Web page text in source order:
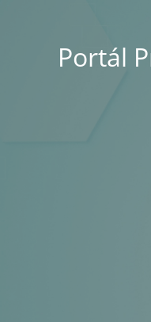
Portál